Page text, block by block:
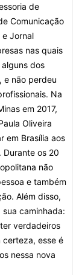
de
Comunicação
e Jornal
nas quais
dos
e não perdeu
Na
em 2017,
Oliveira
em Brasília aos
Durante os 20
não
e também
Além disso,
caminhada:
verdadeiros
certeza, esse é
nessa nova